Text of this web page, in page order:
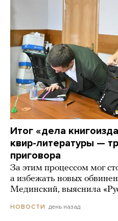
Итог «дела
квир-литературы —
приговора
За этим процессом мог
а избежать новых
Мединский, выяснила
НОВОСТИ день назад